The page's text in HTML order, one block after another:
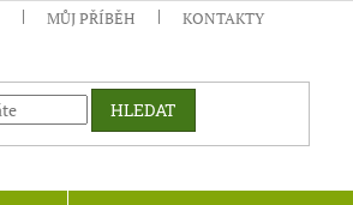
MŮJ PŘÍBĚH KONTAKTY
HLEDAT